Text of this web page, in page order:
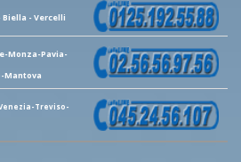
Biella - Vercelli
Monza-Pavia-
Mantova
Treviso-